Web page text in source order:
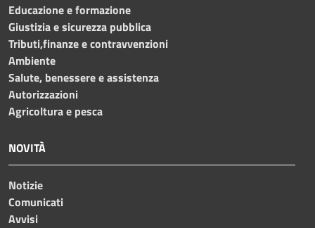
Educazione e formazione
Giustizia e sicurezza pubblica
Tributi,finanze e contravvenzioni
Ambiente
Salute, benessere e assistenza
Autorizzazioni
Agricoltura e pesca
NOVITÀ
Notizie
Comunicati
Avvisi